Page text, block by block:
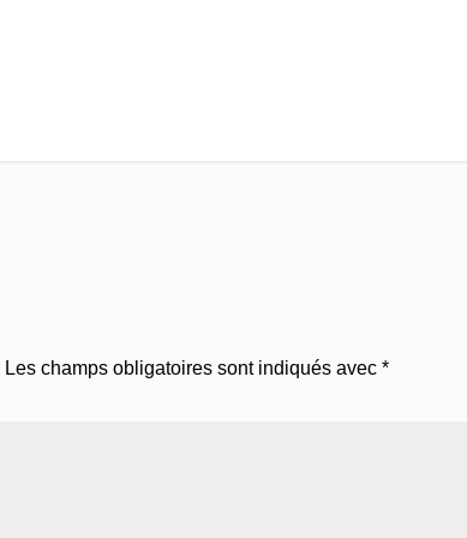
Les champs obligatoires sont indiqués avec*